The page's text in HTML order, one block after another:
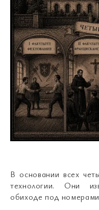
В основании всех
технологии. Они
обиходе под